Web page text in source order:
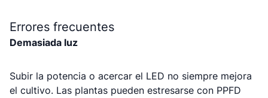
Errores frecuentes
Demasiada luz
Subir la potencia o acercar el LED no siempre mejora
el cultivo. Las plantas pueden estresarse con PPFD